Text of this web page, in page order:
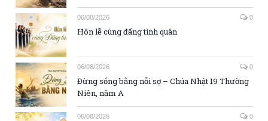
06/08/2026 0
Hôn lễ cùng đấng tình quân
06/08/2026 0
Đừng sống bằng nỗi sợ – Chúa Nhật 19 Thường
Niên, năm A
06/08/2026 0